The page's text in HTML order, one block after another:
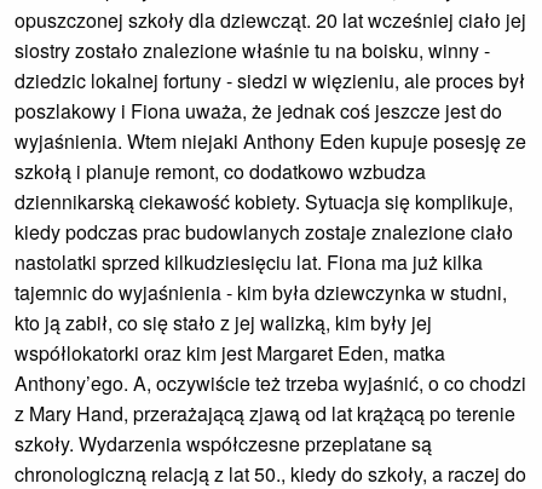
opuszczonej szkoły dla dziewcząt. 20 lat wcześniej ciało jej
siostry zostało znalezione właśnie tu na boisku, winny -
dziedzic lokalnej fortuny - siedzi w więzieniu, ale proces był
poszlakowy i Fiona uważa, że jednak coś jeszcze jest do
wyjaśnienia. Wtem niejaki Anthony Eden kupuje posesję ze
szkołą i planuje remont, co dodatkowo wzbudza
dziennikarską ciekawość kobiety. Sytuacja się komplikuje,
kiedy podczas prac budowlanych zostaje znalezione ciało
nastolatki sprzed kilkudziesięciu lat. Fiona ma już kilka
tajemnic do wyjaśnienia - kim była dziewczynka w studni,
kto ją zabił, co się stało z jej walizką, kim były jej
współlokatorki oraz kim jest Margaret Eden, matka
Anthony’ego. A, oczywiście też trzeba wyjaśnić, o co chodzi
z Mary Hand, przerażającą zjawą od lat krążącą po terenie
szkoły. Wydarzenia współczesne przeplatane są
chronologiczną relacją z lat 50., kiedy do szkoły, a raczej do